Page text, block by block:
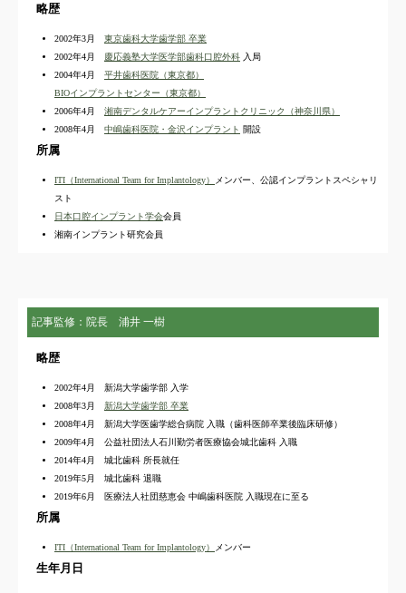
略歴
2002年3月 東京歯科大学歯学部 卒業
2002年4月 慶応義塾大学医学部歯科口腔外科 入局
2004年4月 平井歯科医院（東京都）
BIOインプラントセンター（東京都）
2006年4月 湘南デンタルケアーインプラントクリニック（神奈川県）
2008年4月 中嶋歯科医院・金沢インプラント 開設
所属
ITI（International Team for Implantology）
メンバー、公認インプラントスペシャリ
スト
日本口腔インプラント学会会員
湘南インプラント研究会員
記事監修：院長 浦井 一樹
略歴
2002年4月 新潟大学歯学部 入学
2008年3月 新潟大学歯学部 卒業
2008年4月 新潟大学医歯学総合病院 入職（歯科医師卒業後臨床研修）
2009年4月 公益社団法人石川勤労者医療協会城北歯科 入職
2014年4月 城北歯科 所長就任
2019年5月 城北歯科 退職
2019年6月 医療法人社団慈恵会 中嶋歯科医院 入職現在に至る
所属
ITI（International Team for Implantology） メンバー
生年月日